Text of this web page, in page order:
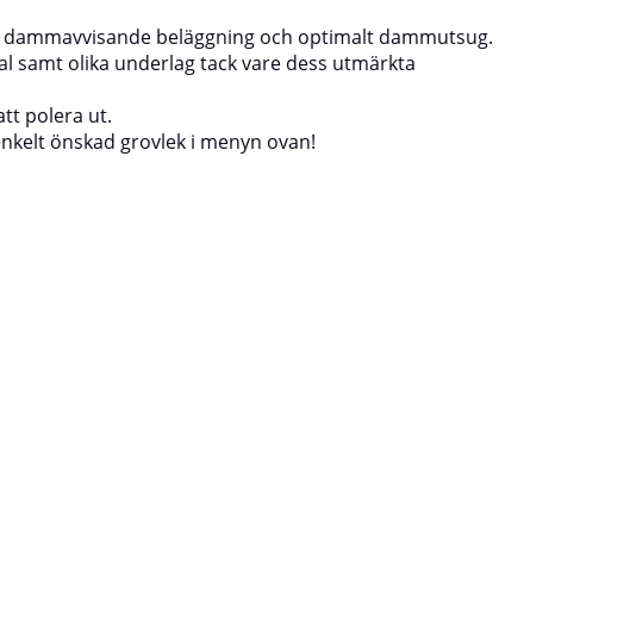
beläggning och optimalt dammutsug.
samt olika underlag tack vare dess utmärkta
polera ut.
önskad grovlek i menyn ovan!